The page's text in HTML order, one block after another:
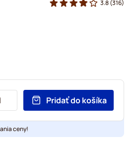
3.8(316)
Pridať do košíka
ceny!